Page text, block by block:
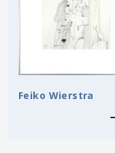
Feiko Wierstra